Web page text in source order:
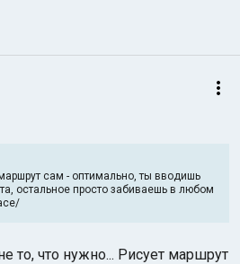
маршрут сам - оптимально, ты вводишь
остальное просто забиваешь в любом
то, что нужно... Рисует маршрут